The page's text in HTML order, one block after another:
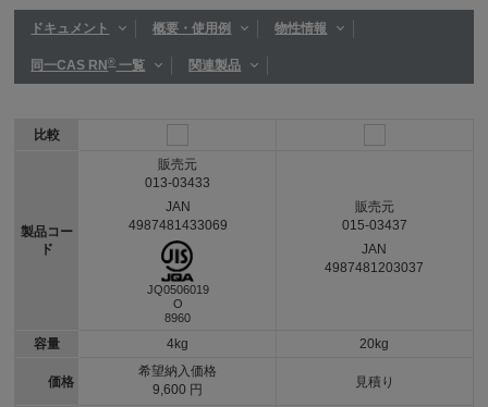
ドキュメント 概要・使用例 物性情報
同一CAS RN®一覧 関連製品
比較
製品コー
ド
容量
価格
販売元
013-03433
JAN
4987481433069
JQ0506019
O
8960
4kg
希望納入価格
9,600 円
販売元
015-03437
JAN
4987481203037
20kg
見積り